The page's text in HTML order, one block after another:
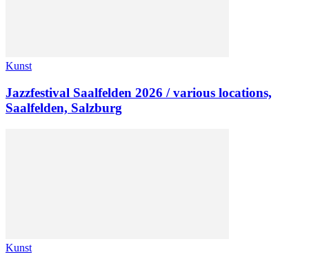
Kunst
Jazzfestival Saalfelden 2026 / various locations,
Saalfelden, Salzburg
Kunst